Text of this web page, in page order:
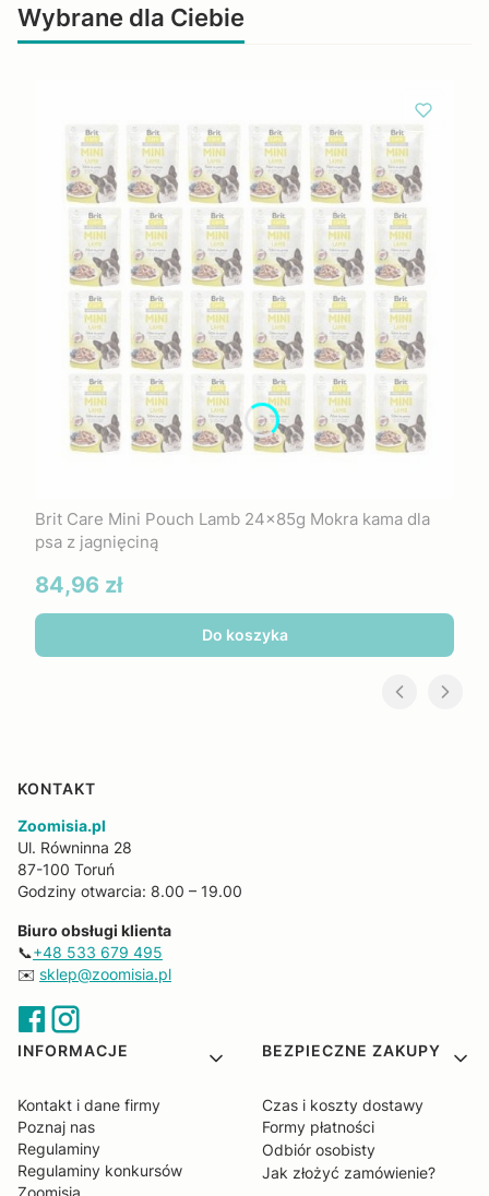
Wybrane dla Ciebie
Brit Care Mini Pouch Lamb 24x85g Mokra kama dla
psa z jagnięciną
Cena
84,96 zł
Do koszyka
KONTAKT
Zoomisia.pl
Ul. Równinna 28
87-100 Toruń
Godziny otwarcia: 8.00 – 19.00
Biuro obsługi klienta
📞+48 533 679 495
✉️ sklep@zoomisia.pl
Linki w stopce
INFORMACJE
Kontakt i dane firmy
Poznaj nas
Regulaminy
Regulaminy konkursów
Zoomisia
BEZPIECZNE ZAKUPY
Czas i koszty dostawy
Formy płatności
Odbiór osobisty
Jak złożyć zamówienie?